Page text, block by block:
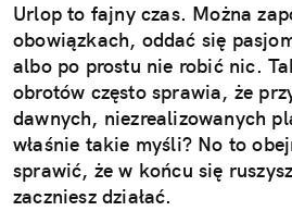
Urlop to fajny czas. Można
obowiązkach, oddać się
albo po prostu nie robić nic.
obrotów często sprawia, że
dawnych, niezrealizowanych
właśnie takie myśli? No to
sprawić, że w końcu się
zaczniesz działać.